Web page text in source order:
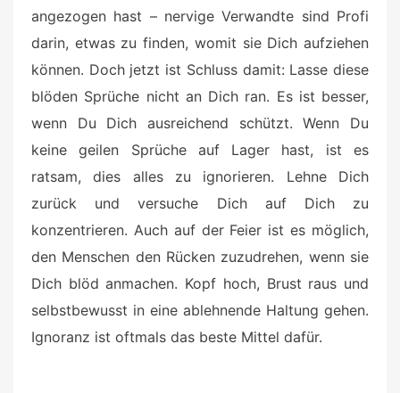
angezogen hast – nervige Verwandte sind Profi
darin, etwas zu finden, womit sie Dich aufziehen
können. Doch jetzt ist Schluss damit: Lasse diese
blöden Sprüche nicht an Dich ran. Es ist besser,
wenn Du Dich ausreichend schützt. Wenn Du
keine geilen Sprüche auf Lager hast, ist es
ratsam, dies alles zu ignorieren. Lehne Dich
zurück und versuche Dich auf Dich zu
konzentrieren. Auch auf der Feier ist es möglich,
den Menschen den Rücken zuzudrehen, wenn sie
Dich blöd anmachen. Kopf hoch, Brust raus und
selbstbewusst in eine ablehnende Haltung gehen.
Ignoranz ist oftmals das beste Mittel dafür.